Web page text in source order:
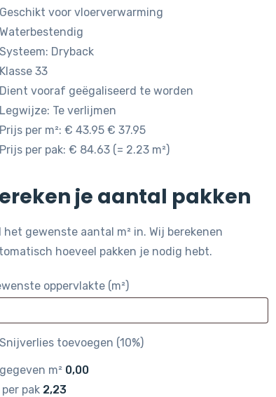
Geschikt voor vloerverwarming
Waterbestendig
Systeem: Dryback
Klasse 33
Dient vooraf geëgaliseerd te worden
Legwijze: Te verlijmen
Prijs per m²: € 43.95 € 37.95
Prijs per pak: € 84.63 (= 2.23 m²)
je aantal pakken
het gewenste aantal m² in. Wij berekenen
hoeveel pakken je nodig hebt.
oppervlakte (m²)
Snijverlies toevoegen (10%)
m² 0,00
per pak 2,23